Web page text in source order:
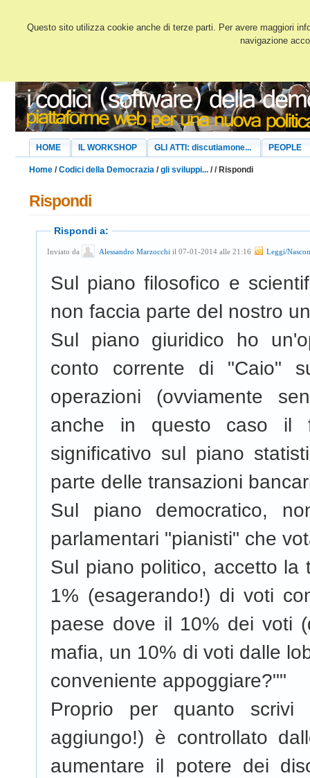
Questo sito utilizza cookie anche di terze parti. Per avere maggiori
navigazione
HOME IL WORKSHOP GLI ATTI: discutiamone... PEOPLE
Home /Codici della Democrazia /gli sviluppi... // Rispondi
Rispondi
Rispondi a:
Inviato da Alessandro Marzocchi il 07-01-2014 alle 21:16 Leggi/
Sul piano filosofico e
non faccia parte del nostro
Sul piano giuridico ho
conto corrente di "Caio"
operazioni (ovviamente
anche in questo caso il
significativo sul piano
parte delle transazioni
Sul piano democratico,
parlamentari "pianisti" che
Sul piano politico, accetto la
1% (esagerando!) di voti
paese dove il 10% dei voti
mafia, un 10% di voti dalle
conveniente appoggiare?""
Proprio per quanto
aggiungo!) è controllato
aumentare il potere dei